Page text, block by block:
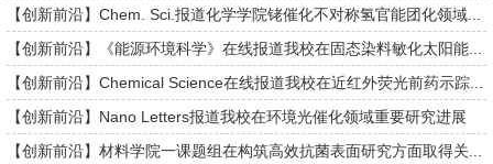
【创新前沿】Chem. Sci.报道化学学院铑催化不对称氢官能团化领域...
【创新前沿】《能源环境科学》在线报道我校在固态染料敏化太阳能...
【创新前沿】Chemical Science在线报道我校在近红外荧光前药示踪...
【创新前沿】Nano Letters报道我校在环境光催化领域重要研究进展
【创新前沿】材料学院一课题组在构筑高效抗菌表面研究方面取得关...